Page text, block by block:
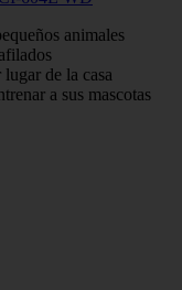
animales
de la casa
a sus mascotas